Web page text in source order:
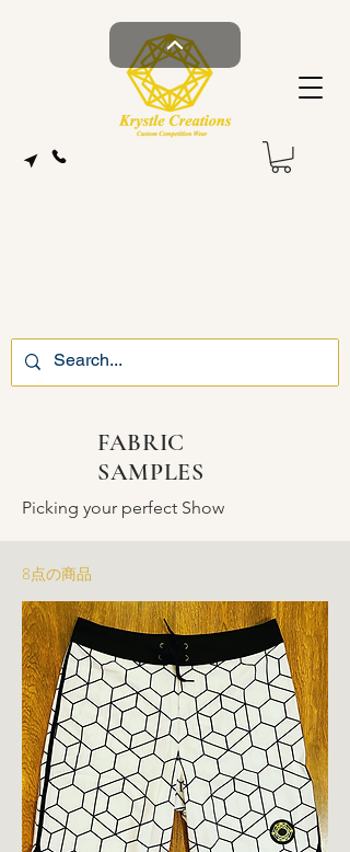
FABRIC
SAMPLES
Picking your perfect Show
8点の商品